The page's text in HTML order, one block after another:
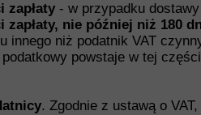
zapłaty - w przypadku
nie później niż 180
innego niż podatnik VAT
powstaje w tej
. Zgodnie z ustawą o